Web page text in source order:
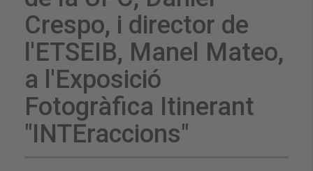
Crespo, i director de
l'ETSEIB, Manel Mateo,
a l'Exposició
Fotogràfica Itinerant
"INTEraccions"